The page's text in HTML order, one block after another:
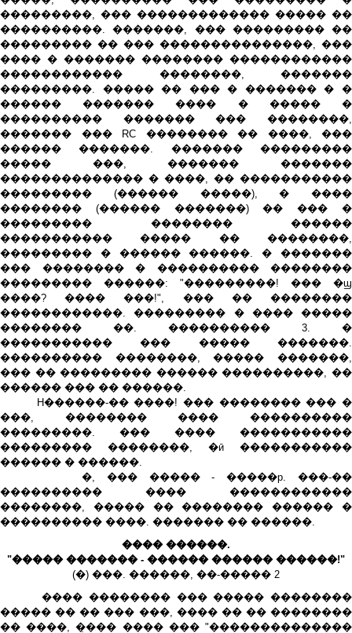
���������, ��� ������������� ����� ��
����������. �������, ��� ��������� ��
��������� �� ��� ���������������, ���
���� � ������� �������� ������������
������������ ��������, �������
���������. ����� �� ��� � ������� � �
������ ������� ���� � ����� �
���������� ������� ��� ��������,
������� ��� RC �������� �� ����, ���
������ �������. ������� ���������
����� ���, ������� �������
�������������� � ����, �� �����������
��������� (������ �����), � ����
�������� (������ �������) �� ��� �
��������� �������� ������
����������� ����� �� ��������,
��������� � ������ ������. � �������
��� �������� � ���������� ��������
��������� ������: "���������! ��� �ϣ
����? ���� ���!", ��� �� ��������
������������. ��������� � ���� �����
�������� ��. ���������� 3. �
����������� ��� ����� �������.
���������� ��������, ����� �������,
��� �� ��������� ������ ����������, ��
������ ��� �� ������.
H������-�� ����! ��� �������� ��� �
���, �������� ���� ����������
���������. ��� ���� �����������
��������� ��������, �ӣ �����������
������ � ������.
�, ��� ����� - �����p. ���-��
���������� ���� ������������
��������, ����� �� �������� ������ �
���������� ����. ������� �� ������.
���� ������.
"����� ������� - ������ ������ ������!"
(�) ���. ������, ��-����� 2
���� �������� ��� ����� ��������
����� �� �� ��� ���, ���� �� �� ��������
�� ����, �̣��� ���� ��� "��������������